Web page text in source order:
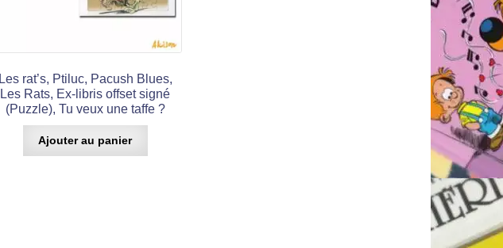
Les rat’s, Ptiluc, Pacush Blues,
Les Rats, Ex-libris offset signé
(Puzzle), Tu veux une taffe ?
Ajouter au panier